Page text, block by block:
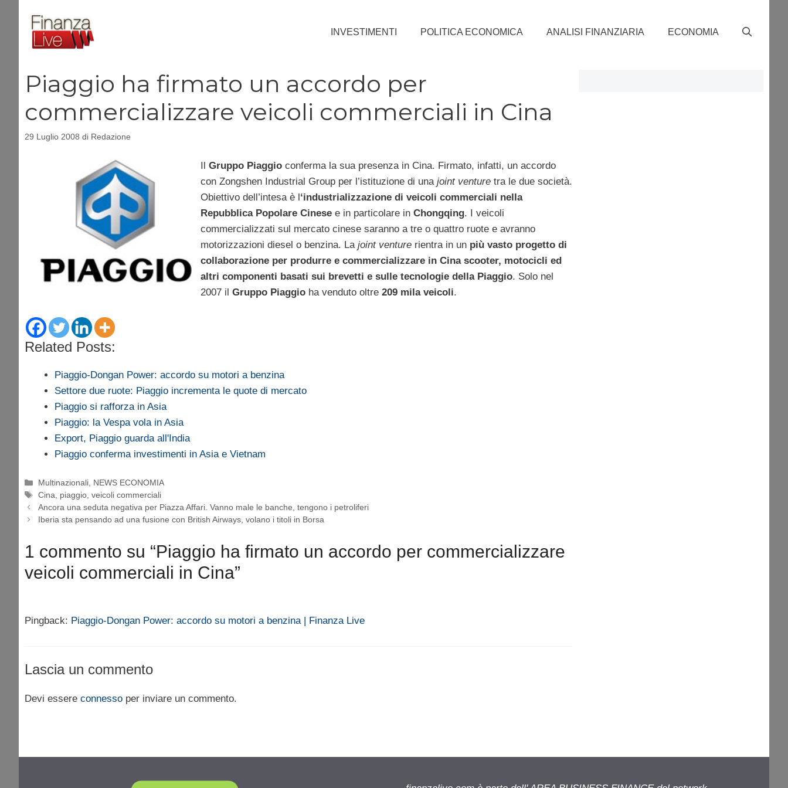
contenuto
INVESTIMENTI POLITICA ECONOMICA ANALISI FINANZIARIA ECONOMIA
Piaggio ha firmato un accordo per
commercializzare veicoli commerciali in Cina
29 Luglio 2008 di Redazione
Gruppo Piaggio conferma la sua presenza in Cina. Firmato, infatti, un accordo
con Zongshen Industrial Group per l’istituzione di una joint venture tra le due società.
Obiettivo dell’intesa è l ‘industrializzazione di veicoli commerciali nella
Repubblica Popolare Cinese e in particolare in Chongqing. I veicoli
commercializzati sul mercato cinese saranno a tre o quattro ruote e avranno
motorizzazioni diesel o benzina. La joint venture rientra in un più vasto progetto di
collaborazione per produrre e commercializzare in Cina scooter, motocicli ed
altri componenti basati sui brevetti e sulle tecnologie della Piaggio. Solo nel
2007 il Gruppo Piaggio ha venduto oltre 209 mila veicoli.
Related Posts:
Piaggio-Dongan Power: accordo su motori a benzina
Settore due ruote: Piaggio incrementa le quote di mercato
Piaggio si rafforza in Asia
Piaggio: la Vespa vola in Asia
Export, Piaggio guarda all'India
Piaggio conferma investimenti in Asia e Vietnam
Categorie
Multinazionali NEWS ECONOMIA
Tag
Cina piaggio ,veicoli commerciali
Ancora una seduta negativa per Piazza Affari. Vanno male le banche, tengono i petroliferi
Iberia sta pensando ad una fusione con British Airways, volano i titoli in Borsa
1 commento su “Piaggio ha firmato un accordo per commercializzare
veicoli commerciali in Cina”
Pingback: Piaggio-Dongan Power: accordo su motori a benzina | Finanza Live
Lascia un commento
Devi essere connesso per inviare un commento.